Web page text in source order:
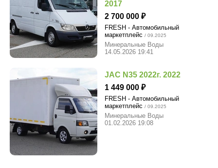
2017
2 700 000
FRESH - Автомобильный
маркетплейс / 09.2025
Минеральные Воды
14.05.2026 19:41
JAC N35 2022г. 2022
1 449 000
FRESH - Автомобильный
маркетплейс / 09.2025
Минеральные Воды
01.02.2026 19:08